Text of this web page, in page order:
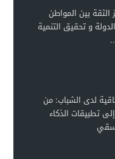
الثقة بين المواطن
و تحقيق التنمية
لدى الشباب: من
تطبيقات الذكاء